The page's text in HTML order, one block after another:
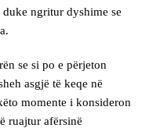
ngritur dyshime se
se si po e përjeton
asgjë të keqe në
momente i konsideron
ruajtur afërsinë